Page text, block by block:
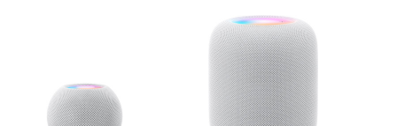
步
了
解
HomePod<